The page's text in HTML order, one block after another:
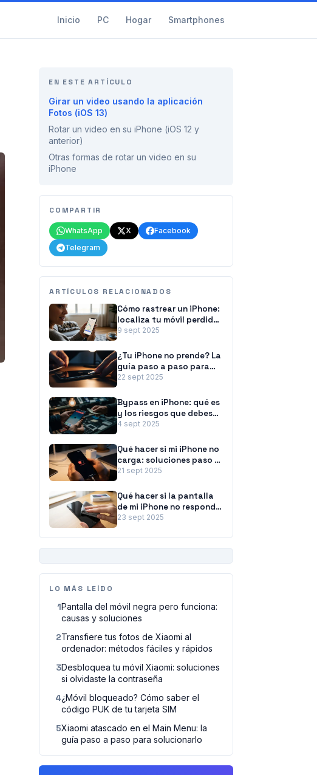
Inicio PC Hogar Smartphones
EN ESTE ARTÍCULO
Girar un video usando la aplicación
Fotos (iOS 13)
Rotar un video en su iPhone (iOS 12 y
anterior)
Otras formas de rotar un video en su
iPhone
COMPARTIR
WhatsApp X
Facebook
Telegram
ARTÍCULOS RELACIONADOS
Cómo rastrear un iPhone:
localiza tu móvil perdido
o apagado
9 sept 2025
¿Tu iPhone no prende? La
guía paso a paso para
revivirlo
22 sept 2025
Bypass en iPhone: qué es
y los riesgos que debes
conocer
4 sept 2025
Qué hacer si mi iPhone no
carga: soluciones paso a
paso
21 sept 2025
Qué hacer si la pantalla
de mi iPhone no responde:
la guía paso a paso
23 sept 2025
LO MÁS LEÍDO
1Pantalla del móvil negra pero funciona:
causas y soluciones
2Transfiere tus fotos de Xiaomi al
ordenador: métodos fáciles y rápidos
3Desbloquea tu móvil Xiaomi: soluciones
si olvidaste la contraseña
4¿Móvil bloqueado? Cómo saber el
código PUK de tu tarjeta SIM
5Xiaomi atascado en el Main Menu: la
guía paso a paso para solucionarlo